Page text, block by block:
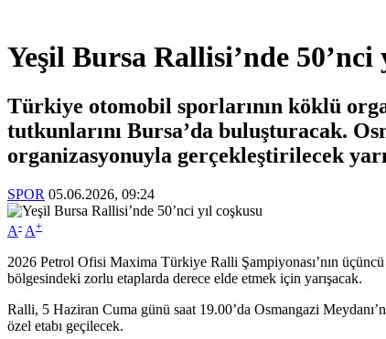
Yeşil Bursa Rallisi’nde 50’nci
Türkiye otomobil sporlarının köklü
tutkunlarını Bursa’da buluşturacak.
organizasyonuyla gerçekleştirilecek
SPOR 05.06.2026, 09:24
A- A+
2026 Petrol Ofisi Maxima Türkiye Ralli Şampiyonası’nın
bölgesindeki zorlu etaplarda derece elde etmek için yarışacak.
Ralli, 5 Haziran Cuma günü saat 19.00’da Osmangazi
özel etabı geçilecek.